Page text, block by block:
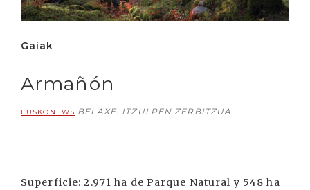
Gaiak
Armañón
EUSKONEWS BELAXE. ITZULPEN ZERBITZUA
Superficie: 2.971 ha de Parque Natural y 548 ha